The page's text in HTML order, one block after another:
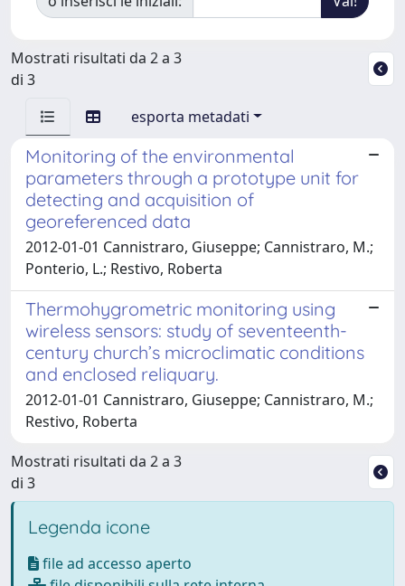
Mostrati risultati da 2 a 3
di 3
esporta metadati
Monitoring of the environmental
parameters through a prototype unit for
detecting and acquisition of
georeferenced data
2012-01-01 Cannistraro, Giuseppe; Cannistraro, M.;
Ponterio, L.; Restivo, Roberta
Thermohygrometric monitoring using
wireless sensors: study of seventeenth-
century church’s microclimatic conditions
and enclosed reliquary.
2012-01-01 Cannistraro, Giuseppe; Cannistraro, M.;
Restivo, Roberta
Mostrati risultati da 2 a 3
di 3
Legenda icone
file ad accesso aperto